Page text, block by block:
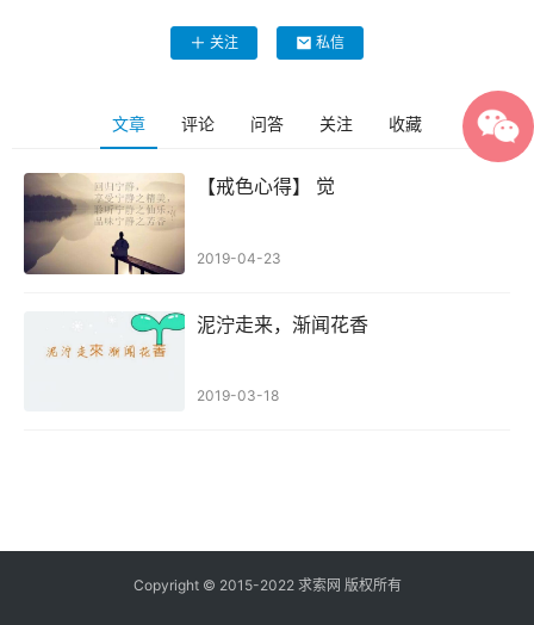
关注 私信
文章 评论 问答 关注 收藏
【戒色心得】 觉
2019-04-23
泥泞走来，渐闻花香
2019-03-18
Copyright © 2015-2022 求索网 版权所有